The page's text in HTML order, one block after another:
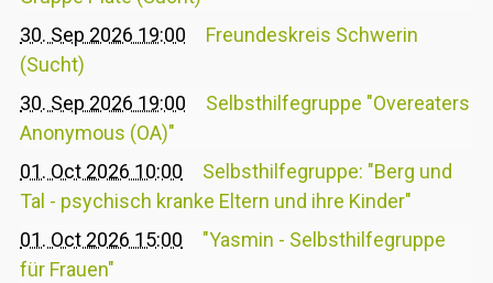
30. Sep 2026 19:00
Freundeskreis Schwerin
(Sucht)
30. Sep 2026 19:00
Selbsthilfegruppe "Overeaters
Anonymous (OA)"
01. Oct 2026 10:00
Selbsthilfegruppe: "Berg und
Tal - psychisch kranke Eltern und ihre Kinder"
01. Oct 2026 15:00
"Yasmin - Selbsthilfegruppe
für Frauen"